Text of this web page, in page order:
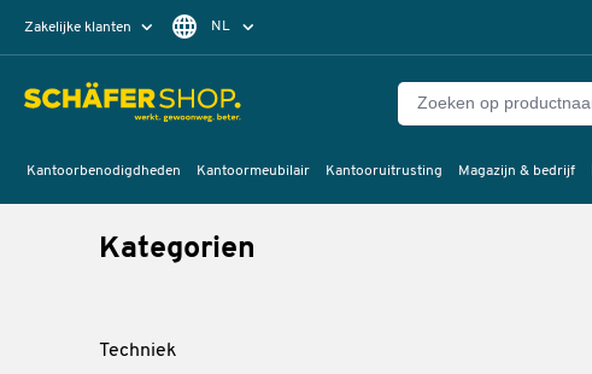
Zakelijke klanten NL
Kantoorbenodigdheden Kantoormeubilair Kantooruitrusting Magazijn & bedrijf
Kategorien
Techniek